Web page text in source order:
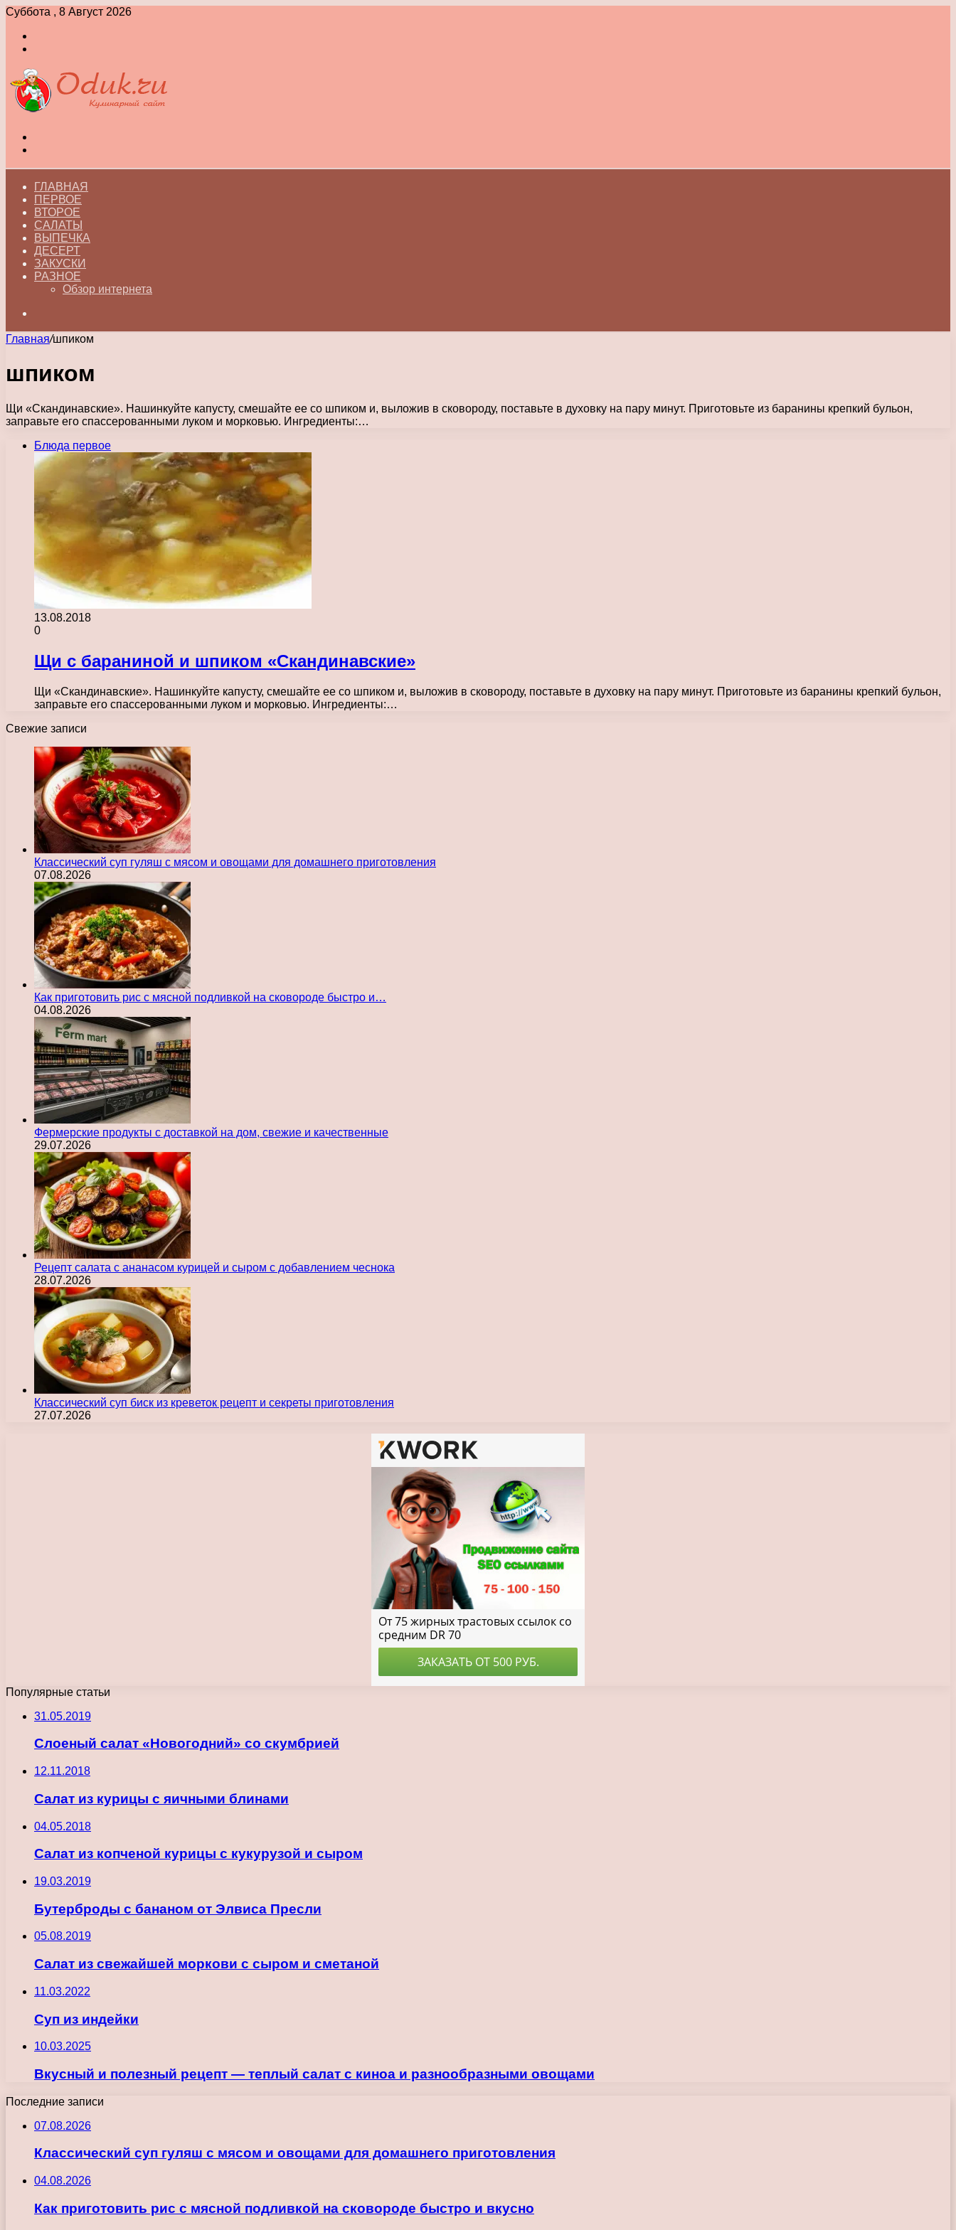
Суббота , 8 Август 2026
ГЛАВНАЯ
ПЕРВОЕ
ВТОРОЕ
САЛАТЫ
ВЫПЕЧКА
ДЕСЕРТ
ЗАКУСКИ
РАЗНОЕ
Обзор интернета
Главная/шпиком
шпиком
Щи «Скандинавские». Нашинкуйте капусту, смешайте ее со шпиком и, выложив в сковороду, поставьте в духовку на пару минут. Приготовьте из баранины крепкий бульон,
заправьте его спассерованными луком и морковью. Ингредиенты:…
Блюда первое
13.08.2018
0
Щи с бараниной и шпиком «Скандинавские»
Щи «Скандинавские». Нашинкуйте капусту, смешайте ее со шпиком и, выложив в сковороду, поставьте в духовку на пару минут. Приготовьте из баранины крепкий бульон,
заправьте его спассерованными луком и морковью. Ингредиенты:…
Свежие записи
Классический суп гуляш с мясом и овощами для домашнего приготовления
07.08.2026
Как приготовить рис с мясной подливкой на сковороде быстро и…
04.08.2026
Фермерские продукты с доставкой на дом, свежие и качественные
29.07.2026
Рецепт салата с ананасом курицей и сыром с добавлением чеснока
28.07.2026
Классический суп биск из креветок рецепт и секреты приготовления
27.07.2026
Популярные статьи
31.05.2019
Слоеный салат «Новогодний» со скумбрией
12.11.2018
Cалат из курицы с яичными блинами
04.05.2018
Салат из копченой курицы с кукурузой и сыром
19.03.2019
Бутерброды с бананом от Элвиса Пресли
05.08.2019
Салат из свежайшей моркови с сыром и сметаной
11.03.2022
Суп из индейки
10.03.2025
Вкусный и полезный рецепт — теплый салат с киноа и разнообразными овощами
Последние записи
07.08.2026
Классический суп гуляш с мясом и овощами для домашнего приготовления
04.08.2026
Как приготовить рис с мясной подливкой на сковороде быстро и вкусно